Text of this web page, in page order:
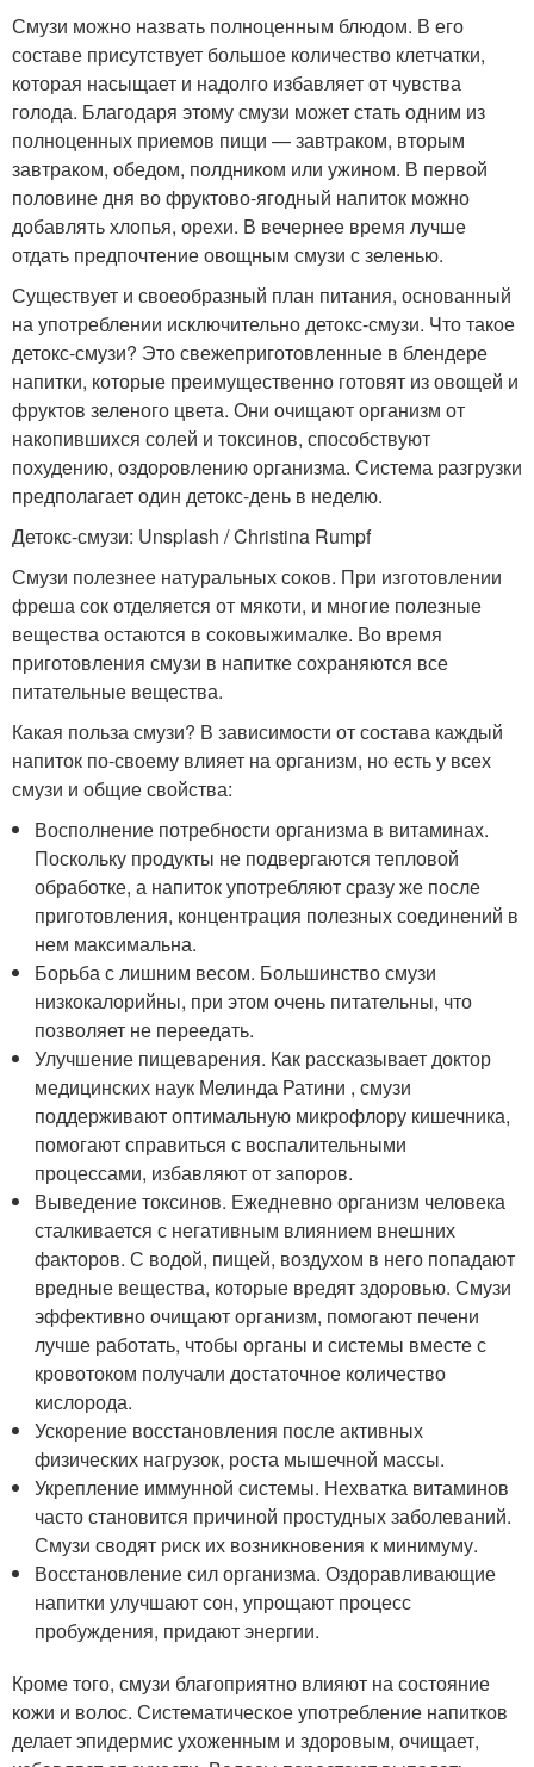
Смузи можно назвать полноценным блюдом. В его
составе присутствует большое количество клетчатки,
которая насыщает и надолго избавляет от чувства
голода. Благодаря этому смузи может стать одним из
полноценных приемов пищи — завтраком, вторым
завтраком, обедом, полдником или ужином. В первой
половине дня во фруктово-ягодный напиток можно
добавлять хлопья, орехи. В вечернее время лучше
отдать предпочтение овощным смузи с зеленью.
Существует и своеобразный план питания, основанный
на употреблении исключительно детокс-смузи. Что такое
детокс-смузи? Это свежеприготовленные в блендере
напитки, которые преимущественно готовят из овощей и
фруктов зеленого цвета. Они очищают организм от
накопившихся солей и токсинов, способствуют
похудению, оздоровлению организма. Система разгрузки
предполагает один детокс-день в неделю.
Детокс-смузи: Unsplash / Christina Rumpf
Смузи полезнее натуральных соков. При изготовлении
фреша сок отделяется от мякоти, и многие полезные
вещества остаются в соковыжималке. Во время
приготовления смузи в напитке сохраняются все
питательные вещества.
Какая польза смузи? В зависимости от состава каждый
напиток по-своему влияет на организм, но есть у всех
смузи и общие свойства:
Восполнение потребности организма в витаминах.
Поскольку продукты не подвергаются тепловой
обработке, а напиток употребляют сразу же после
приготовления, концентрация полезных соединений в
нем максимальна.
Борьба с лишним весом. Большинство смузи
низкокалорийны, при этом очень питательны, что
позволяет не переедать.
Улучшение пищеварения. Как рассказывает доктор
медицинских наук Мелинда Ратини , смузи
поддерживают оптимальную микрофлору кишечника,
помогают справиться с воспалительными
процессами, избавляют от запоров.
Выведение токсинов. Ежедневно организм человека
сталкивается с негативным влиянием внешних
факторов. С водой, пищей, воздухом в него попадают
вредные вещества, которые вредят здоровью. Смузи
эффективно очищают организм, помогают печени
лучше работать, чтобы органы и системы вместе с
кровотоком получали достаточное количество
кислорода.
Ускорение восстановления после активных
физических нагрузок, роста мышечной массы.
Укрепление иммунной системы. Нехватка витаминов
часто становится причиной простудных заболеваний.
Смузи сводят риск их возникновения к минимуму.
Восстановление сил организма. Оздоравливающие
напитки улучшают сон, упрощают процесс
пробуждения, придают энергии.
Кроме того, смузи благоприятно влияют на состояние
кожи и волос. Систематическое употребление напитков
делает эпидермис ухоженным и здоровым, очищает,